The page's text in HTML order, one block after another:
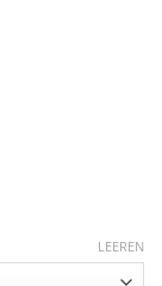
LEEREN